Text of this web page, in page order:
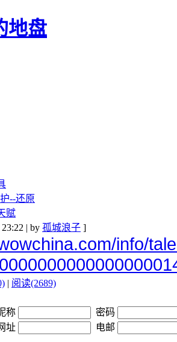
地盘
--还原
赋
| by 孤城浪子 ]
info/
| 阅读(2689)
称
密码
址
电邮